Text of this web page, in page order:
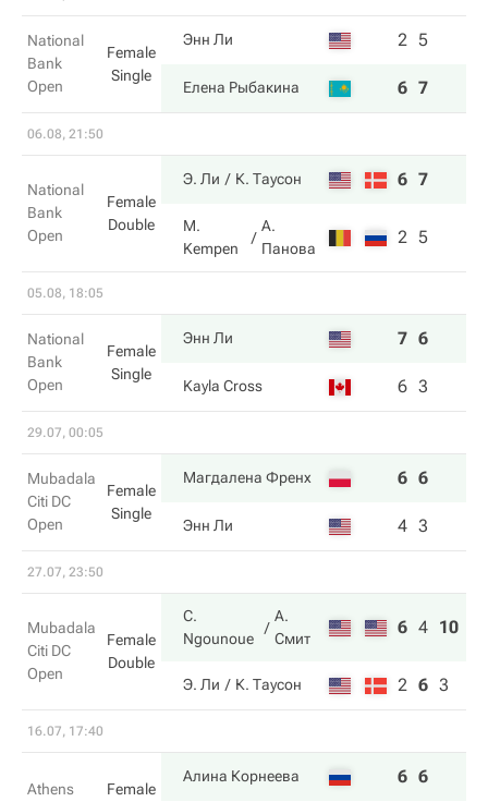
National
Bank
Open
Female
Single
Энн Ли 2 5
Елена Рыбакина 6 7
06.08, 21:50
National
Bank
Open
Female
Double
Э. Ли К. Таусон 6 7
M.
Kempen
А.
Панова
2 5
05.08, 18:05
National
Bank
Open
Female
Single
Энн Ли 7 6
Kayla Cross 6 3
29.07, 00:05
Mubadala
Citi DC
Open
Female
Single
Магдалена Френх 6 6
Энн Ли 4 3
27.07, 23:50
Mubadala
Citi DC
Open
Female
Double
C.
Ngounoue
А.
Смит
6 4 10
Э. Ли К. Таусон 2 6 3
16.07, 17:40
Athens
Female
Алина Корнеева 6 6